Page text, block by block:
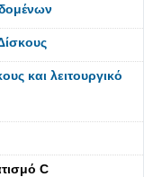
και λειτουργικό
C